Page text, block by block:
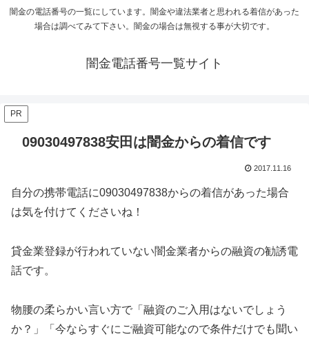
闇金の電話番号の一覧にしています。闇金や違法業者と思われる着信があった
場合は調べてみて下さい。闇金の場合は無視する事が大切です。
闇金電話番号一覧サイト
PR
09030497838安田は闇金からの着信です
2017.11.16
自分の携帯電話に09030497838からの着信があった場合
は気を付けてくださいね！
貸金業登録が行われていない闇金業者からの融資の勧誘電
話です。
物腰の柔らかい言い方で「融資のご入用はないでしょう
か？」「今ならすぐにご融資可能なので条件だけでも聞い